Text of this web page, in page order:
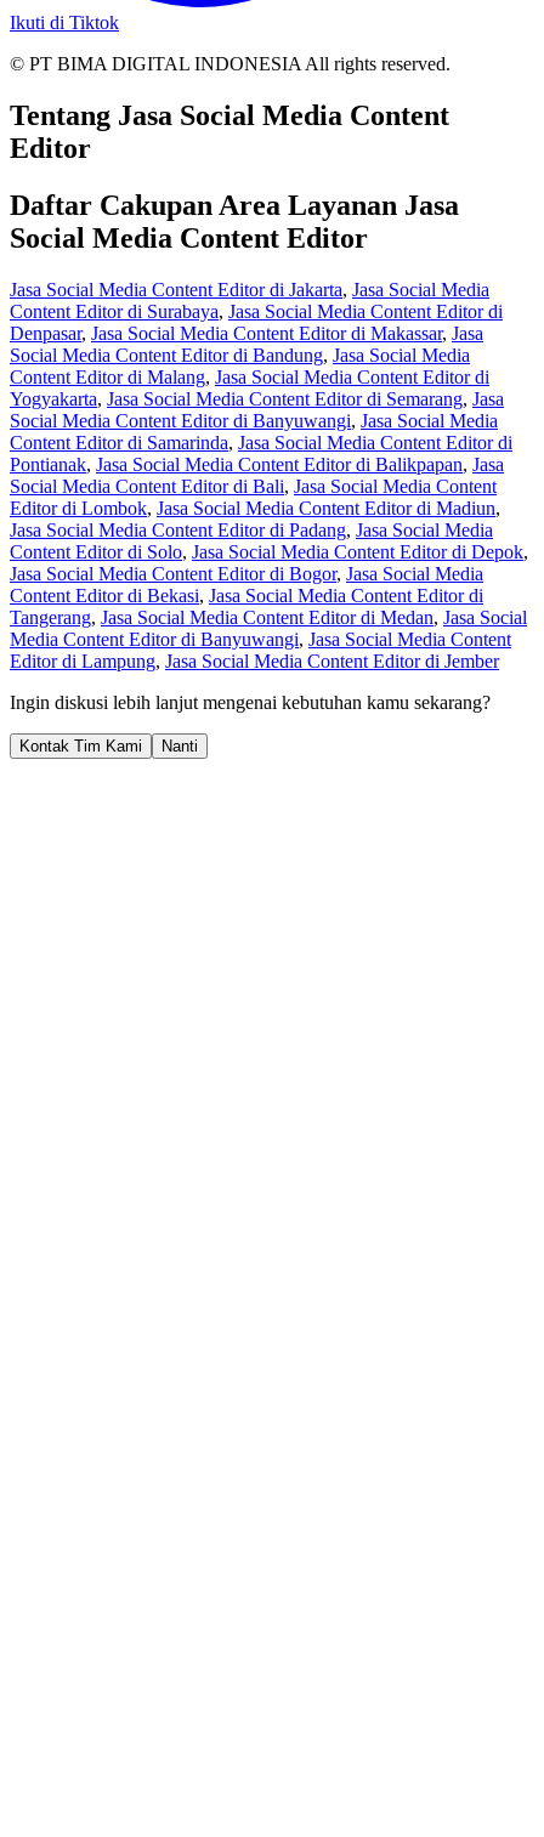
Ikuti di Tiktok
© PT BIMA DIGITAL INDONESIA All rights reserved.
Tentang Jasa Social Media Content
Editor
Daftar Cakupan Area Layanan Jasa
Social Media Content Editor
Jasa Social Media Content Editor di Jakarta, Jasa Social Media
Content Editor di Surabaya, Jasa Social Media Content Editor di
Denpasar, Jasa Social Media Content Editor di Makassar, Jasa
Social Media Content Editor di Bandung, Jasa Social Media
Content Editor di Malang, Jasa Social Media Content Editor di
Yogyakarta, Jasa Social Media Content Editor di Semarang, Jasa
Social Media Content Editor di Banyuwangi, Jasa Social Media
Content Editor di Samarinda, Jasa Social Media Content Editor di
Pontianak, Jasa Social Media Content Editor di Balikpapan, Jasa
Social Media Content Editor di Bali, Jasa Social Media Content
Editor di Lombok, Jasa Social Media Content Editor di Madiun,
Jasa Social Media Content Editor di Padang, Jasa Social Media
Content Editor di Solo, Jasa Social Media Content Editor di Depok,
Jasa Social Media Content Editor di Bogor, Jasa Social Media
Content Editor di Bekasi, Jasa Social Media Content Editor di
Tangerang, Jasa Social Media Content Editor di Medan, Jasa Social
Media Content Editor di Banyuwangi, Jasa Social Media Content
Editor di Lampung, Jasa Social Media Content Editor di Jember
Ingin diskusi lebih lanjut mengenai kebutuhan kamu sekarang?
Kontak Tim Kami Nanti